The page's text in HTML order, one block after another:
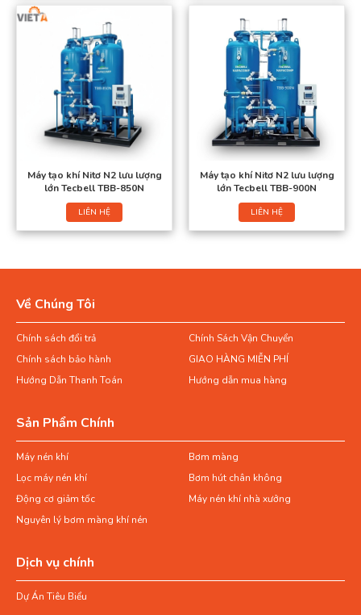
Máy tạo khí Nitơ N2 lưu lượng
lớn Tecbell TBB-850N
LIÊN HỆ
Máy tạo khí Nitơ N2 lưu lượng
lớn Tecbell TBB-900N
LIÊN HỆ
Về Chúng Tôi
Chính sách đổi trả
Chính Sách Vận Chuyển
Chính sách bảo hành
GIAO HÀNG MIỄN PHÍ
Hướng Dẫn Thanh Toán
Hướng dẫn mua hàng
Sản Phẩm Chính
Máy nén khí
Bơm màng
Lọc máy nén khí
Bơm hút chân không
Động cơ giảm tốc
Máy nén khí nhà xưởng
Nguyên lý bơm màng khí nén
Dịch vụ chính
Dự Án Tiêu Biểu